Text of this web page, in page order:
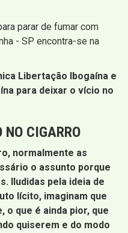
parar de fumar com
- SP encontra-se na
Libertação Ibogaína e
para deixar o vício no
NO CIGARRO
normalmente as
o assunto porque
Iludidas pela ideia de
lícito, imaginam que
o que é ainda pior, que
quiserem e do modo